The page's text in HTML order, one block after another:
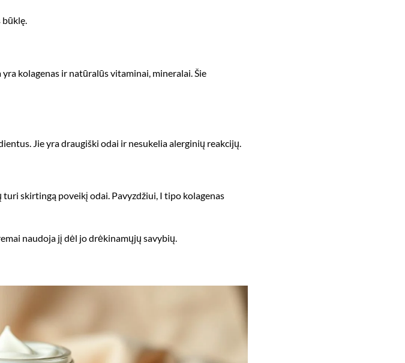
būklę.
kolagenas ir natūralūs vitaminai, mineralai. Šie
Jie yra draugiški odai ir nesukelia alerginių reakcijų.
skirtingą poveikį odai. Pavyzdžiui, I tipo kolagenas
naudoja jį dėl jo drėkinamųjų savybių.